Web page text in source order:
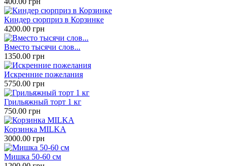
Киндер сюрприз в Корзинке
4200.00 грн
Вместо тысячи слов...
1350.00 грн
Искренние пожелания
5750.00 грн
Грильяжный торт 1 кг
750.00 грн
Корзинка MILKA
3000.00 грн
Мишка 50-60 см